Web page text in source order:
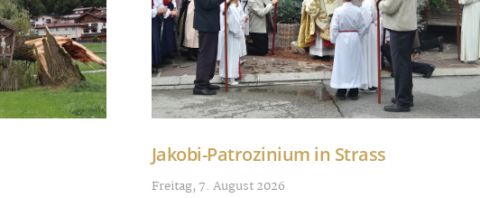
Jakobi-Patrozinium in Strass
Freitag, 7. August 2026